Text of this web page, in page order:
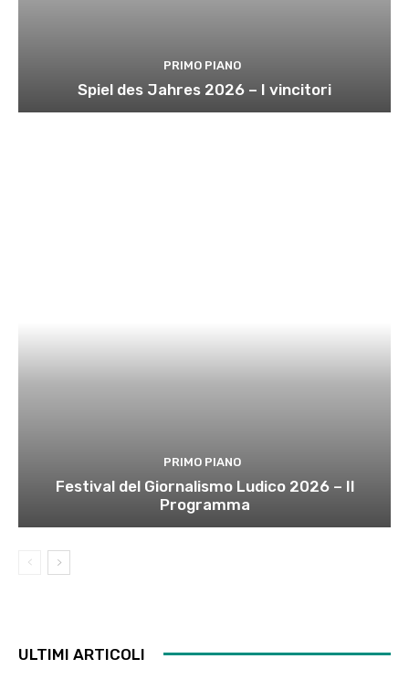
PRIMO PIANO
Spiel des Jahres 2026 – I vincitori
PRIMO PIANO
Festival del Giornalismo Ludico 2026 – Il
Programma
ULTIMI ARTICOLI